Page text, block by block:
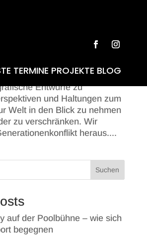
TERMINE PROJEKTE BLOG
bewegte Zukünfte
Austausch mit der
Generation, um gemeinsam
Entwürfe zu
und Haltungen zum
Welt in den Blick zu nehmen
zu verschränken. Wir
heraus....
Suchen
auf der Poolbühne – wie sich
begegnen